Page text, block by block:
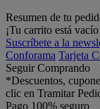
Resumen de tu
¡Tu carrito está
Suscríbete a la
Conforama Tarjeta
Seguir Comprando
*Descuentos,
clic en Tramitar
Pago 100% seguro